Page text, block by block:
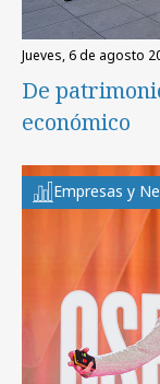
jueves, 6 de agosto
De
económico
Empresas y